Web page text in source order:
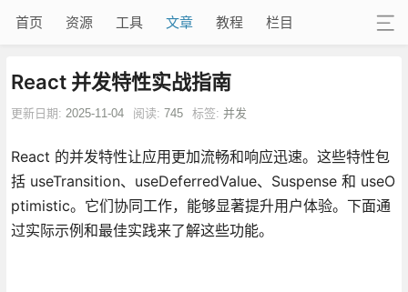
首页 资源 工具 文章 教程 栏目
React 并发特性实战指南
更新日期: 2025-11-04 阅读: 745 标签: 并发
React 的并发特性让应用更加流畅和响应迅速。这些特性包
括 useTransition、useDeferredValue、Suspense 和 useO
ptimistic。它们协同工作，能够显著提升用户体验。下面通
过实际示例和最佳实践来了解这些功能。